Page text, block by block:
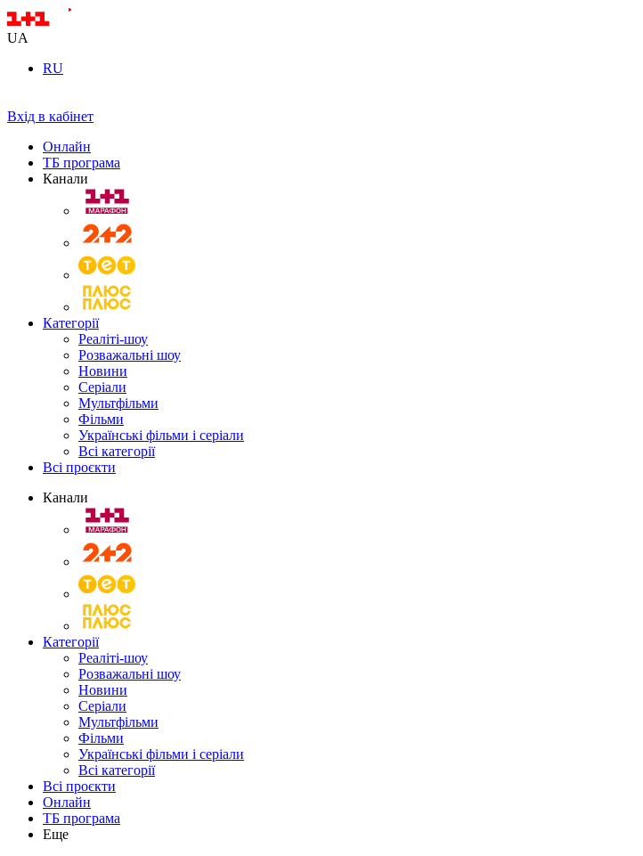
UA
RU
Вхід в кабінет
Онлайн
ТБ програма
Канали
Категорії
Реаліті-шоу
Розважальні шоу
Новини
Серіали
Мультфільми
Фільми
Українські фільми і серіали
Всі категорії
Всі проєкти
Канали
Категорії
Реаліті-шоу
Розважальні шоу
Новини
Серіали
Мультфільми
Фільми
Українські фільми і серіали
Всі категорії
Всі проєкти
Онлайн
ТБ програма
Еще